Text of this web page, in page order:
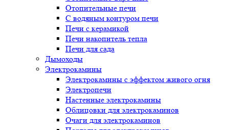
Отопительные печи
С водяным контуром печи
Печи с керамикой
Печи накопитель тепла
Печи для сада
Дымоходы
Электрокамины
Электрокамины с эффектом живого огня
Электропечи
Настенные электрокамины
Облицовки для электрокаминов
Очаги для электрокаминов